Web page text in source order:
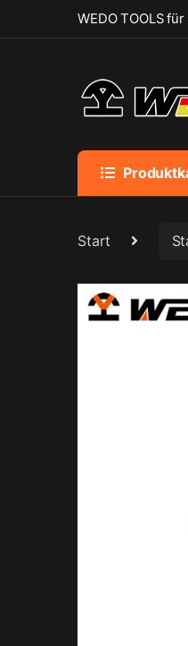
Skip to navigation
Skip to contentWEDO TOOLS
Start